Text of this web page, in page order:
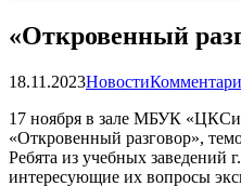
«Откровенный
18.11.2023Новости
17 ноября в зале МБУК
«Откровенный разговор»,
Ребята из учебных заведений
интересующие их вопросы